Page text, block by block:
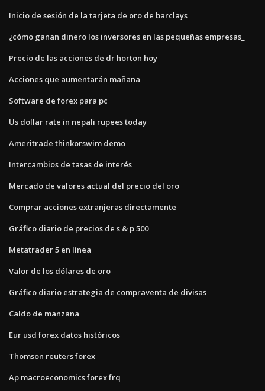
Inicio de sesión de la tarjeta de oro de barclays
¿cómo ganan dinero los inversores en las pequeñas empresas_
Precio de las acciones de dr horton hoy
Acciones que aumentarán mañana
Software de forex para pc
Us dollar rate in nepali rupees today
Ameritrade thinkorswim demo
Intercambios de tasas de interés
Mercado de valores actual del precio del oro
Comprar acciones extranjeras directamente
Gráfico diario de precios de s & p 500
Metatrader 5 en línea
Valor de los dólares de oro
Gráfico diario estrategia de compraventa de divisas
Caldo de manzana
Eur usd forex datos históricos
Thomson reuters forex
Ap macroeconomics forex frq